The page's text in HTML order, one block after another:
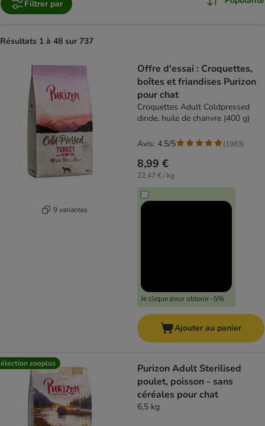
Filtrer par
Résultats 1 à 48 sur 737
9 variantes
Offre d'essai : Croquettes,
boîtes et friandises Purizon
pour chat
Croquettes Adult Coldpressed
dinde, huile de chanvre (400 g)
8,99 €
22,47 € / kg
Je clique pour obtenir -5%
Avis: 4.5/5 (1983)
Ajouter au panier
zooplus
Purizon Adult Sterilised
poulet, poisson - sans
céréales pour chat
6,5 kg